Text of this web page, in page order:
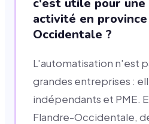
activité en
Occidentale ?
L'automatisation n'est
grandes entreprises :
indépendants et PME.
Flandre-Occidentale,